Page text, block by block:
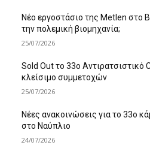
Νέο εργοστάσιο της Metlen στο
την πολεμική βιομηχανία;
25/07/2026
Sold Out το 33ο
κλείσιμο συμμετοχών
25/07/2026
Νέες ανακοινώσεις για το 33ο
στο Ναύπλιο
24/07/2026